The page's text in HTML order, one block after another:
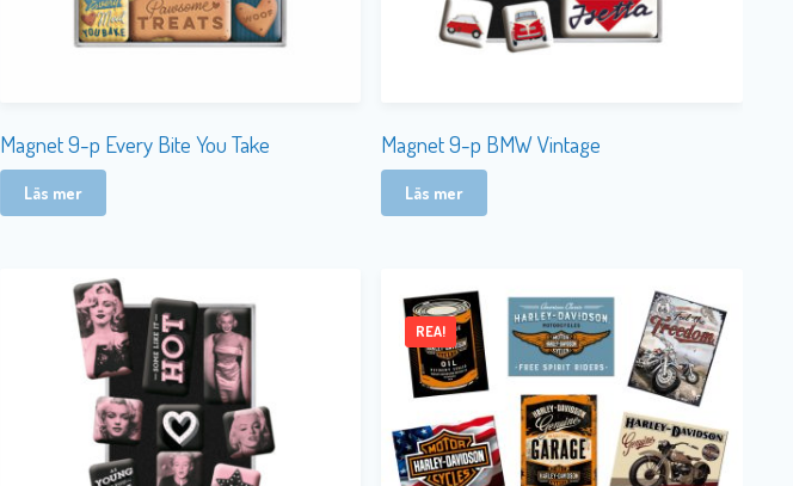
Magnet 9-p Every Bite You Take
Läs mer
Magnet 9-p BMW Vintage
Läs mer
REA!